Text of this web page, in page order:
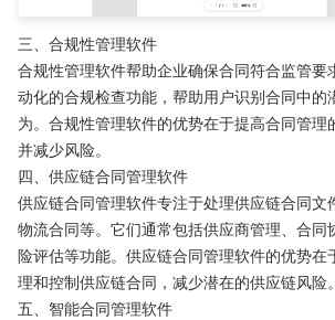
三、合规性管理软件
合规性管理软件帮助企业确保合同符合监管要
动化的合规检查功能，帮助用户识别合同中的
为。合规性管理软件的优势在于提高合同管理
并减少风险。
四、供应链合同管理软件
供应链合同管理软件专注于处理供应链合同文
物流合同等。它们通常包括供应商管理、合同
险评估等功能。供应链合同管理软件的优势在
理和控制供应链合同，减少潜在的供应链风险。
五、智能合同管理软件